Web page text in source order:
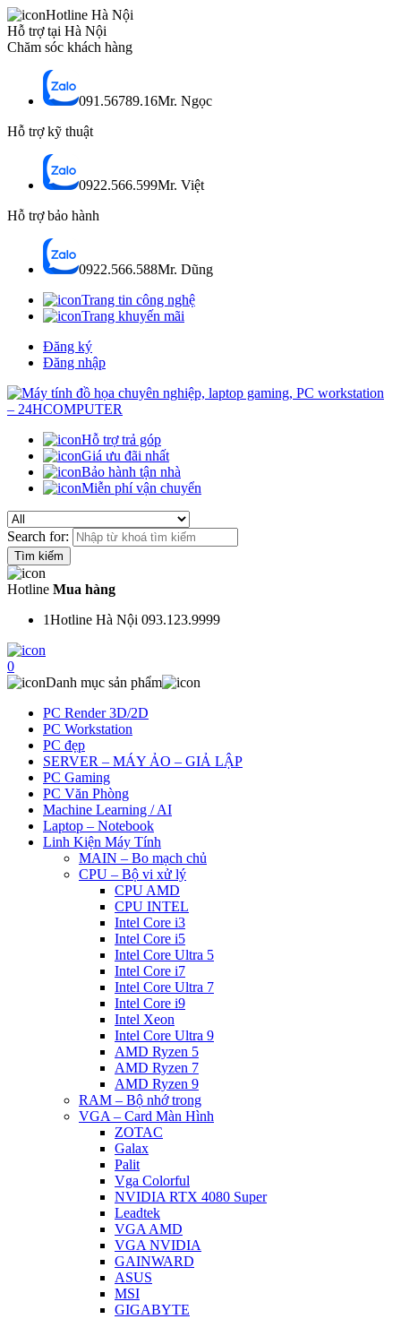
Hotline Hà Nội
Hỗ trợ tại Hà Nội
Chăm sóc khách hàng
091.56789.16Mr. Ngọc
Hỗ trợ kỹ thuật
0922.566.599Mr. Việt
Hỗ trợ bảo hành
0922.566.588Mr. Dũng
Trang tin công nghệ
Trang khuyến mãi
Đăng ký
Đăng nhập
Hỗ trợ trả góp
Giá ưu đãi nhất
Bảo hành tận nhà
Miễn phí vận chuyển
Search for:
Hotline Mua hàng
1Hotline Hà Nội 093.123.9999
0
Danh mục sản phẩm
PC Render 3D/2D
PC Workstation
PC đẹp
SERVER – MÁY ẢO – GIẢ LẬP
PC Gaming
PC Văn Phòng
Machine Learning / AI
Laptop – Notebook
Linh Kiện Máy Tính
MAIN – Bo mạch chủ
CPU – Bộ vi xử lý
CPU AMD
CPU INTEL
Intel Core i3
Intel Core i5
Intel Core Ultra 5
Intel Core i7
Intel Core Ultra 7
Intel Core i9
Intel Xeon
Intel Core Ultra 9
AMD Ryzen 5
AMD Ryzen 7
AMD Ryzen 9
RAM – Bộ nhớ trong
VGA – Card Màn Hình
ZOTAC
Galax
Palit
Vga Colorful
NVIDIA RTX 4080 Super
Leadtek
VGA AMD
VGA NVIDIA
GAINWARD
ASUS
MSI
GIGABYTE